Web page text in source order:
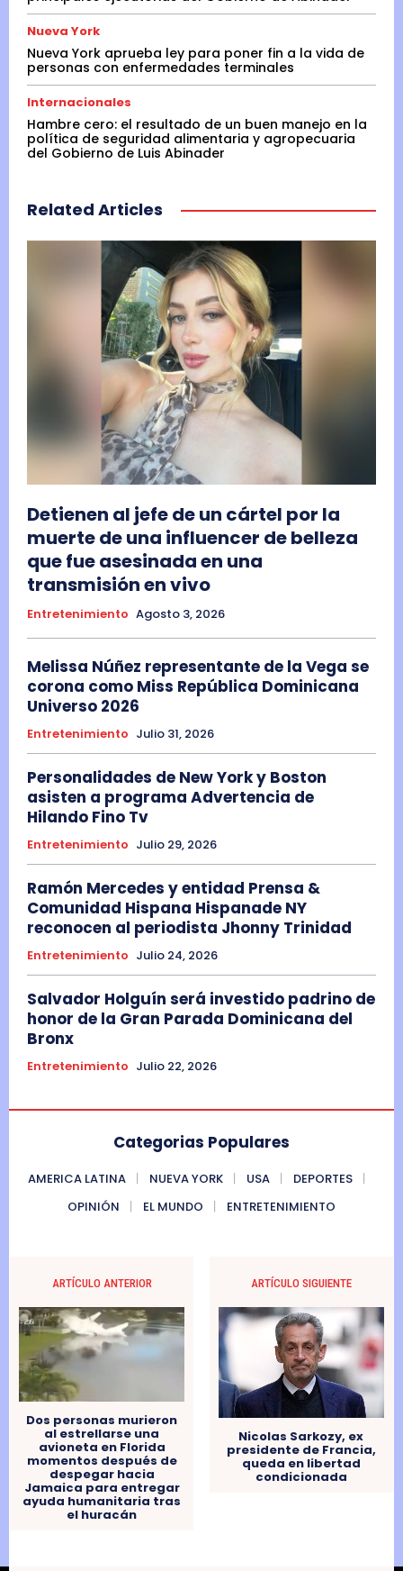
Nueva York
Nueva York aprueba ley para poner fin a la vida de
personas con enfermedades terminales
Internacionales
Hambre cero: el resultado de un buen manejo en la
política de seguridad alimentaria y agropecuaria
del Gobierno de Luis Abinader
Related Articles
Detienen al jefe de un cártel por la
muerte de una influencer de belleza
que fue asesinada en una
transmisión en vivo
Entretenimiento Agosto 3, 2026
Melissa Núñez representante de la Vega se
corona como Miss República Dominicana
Universo 2026
Entretenimiento Julio 31, 2026
Personalidades de New York y Boston
asisten a programa Advertencia de
Hilando Fino Tv
Entretenimiento Julio 29, 2026
Ramón Mercedes y entidad Prensa &
Comunidad Hispana Hispanade NY
reconocen al periodista Jhonny Trinidad
Entretenimiento Julio 24, 2026
Salvador Holguín será investido padrino de
honor de la Gran Parada Dominicana del
Bronx
Entretenimiento Julio 22, 2026
Categorias Populares
AMERICA LATINA NUEVA YORK USA
DEPORTES
OPINIÓN
EL MUNDO ENTRETENIMIENTO
ARTÍCULO ANTERIOR
Dos personas murieron
al estrellarse una
avioneta en Florida
momentos después de
despegar hacia
Jamaica para entregar
ayuda humanitaria tras
el huracán
ARTÍCULO SIGUIENTE
Nicolas Sarkozy, ex
presidente de Francia,
queda en libertad
condicionada